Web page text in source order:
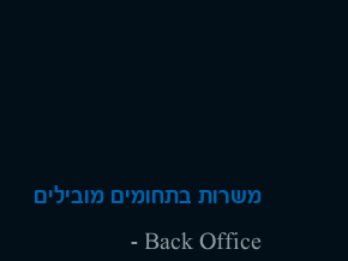
משרות בתחומים מובילים
Back Office -